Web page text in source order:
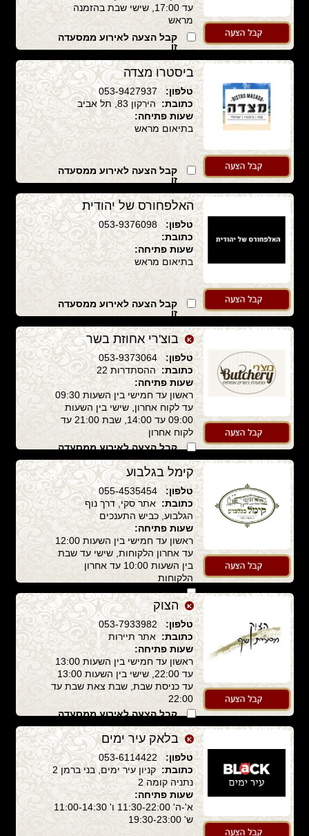
עד 17:00, שישי שבת בהזמנה
מראש
קבל הצעה לאירוע ממסעדה
זו
ביסטרו מצדה
טלפון:053-9427937
כתובת: הירקון 83, תל אביב
שעות פתיחה:
בתיאום מראש
קבל הצעה לאירוע ממסעדה
זו
האלפחורס של יהודית
טלפון:053-9376098
כתובת:
שעות פתיחה:
בתיאום מראש
קבל הצעה לאירוע ממסעדה
זו
בוצ'רי אחוזת בשר
טלפון:053-9373064
כתובת: ההסתדרות 22
שעות פתיחה:
ראשון עד חמישי בין השעות 09:30
עד לקוח אחרון, שישי בין השעות
09:00 עד 14:00, שבת 21:00 עד
לקוח אחרון
קבל הצעה לאירוע ממסעדה
קימל בגלבוע
טלפון:055-4535454
כתובת: אתר סקי, דרך נוף
הגלבוע, כביש התענכים
שעות פתיחה:
ראשון עד חמישי בין השעות 12:00
עד אחרון הלקוחות, שישי עד שבת
בין השעות 10:00 עד אחרון
הלקוחות
קבל הצעה לאירוע ממסעדה
זו
הצוק
טלפון:053-7933982
כתובת: אתר תיירות
שעות פתיחה:
ראשון עד חמישי בין השעות 13:00
עד 22:00, שישי בין השעות 13:00
עד כניסת שבת, שבת צאת שבת עד
22:00
קבל הצעה לאירוע ממסעדה
בלאק עיר ימים
טלפון:053-6114422
כתובת:
קניון עיר ימים, בני ברמן 2
נתניה קומה 2
שעות פתיחה:
א'-ה' 11:30-22:00 ו' 11:00-14:30
ש' 19:30-23:00